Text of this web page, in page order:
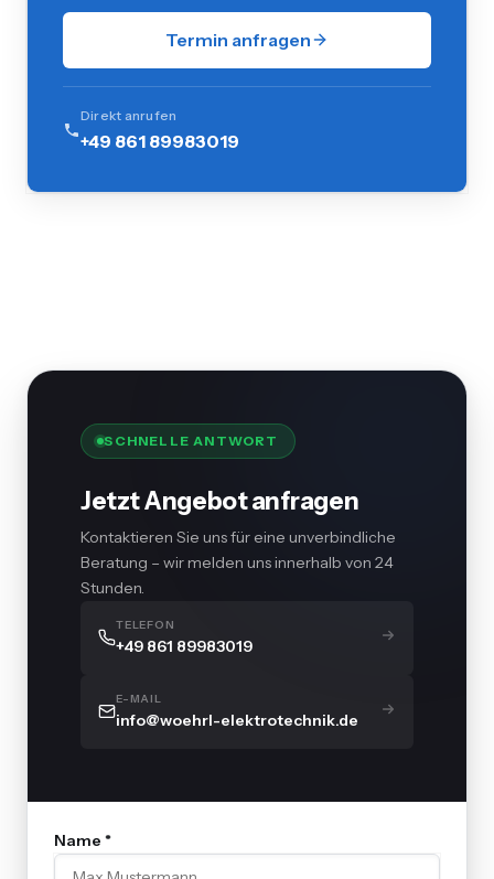
Termin anfragen
Direkt anrufen
+49 861 89983019
SCHNELLE ANTWORT
Jetzt Angebot anfragen
Kontaktieren Sie uns für eine unverbindliche
Beratung – wir melden uns innerhalb von 24
Stunden.
TELEFON
+49 861 89983019
E-MAIL
info@woehrl-elektrotechnik.de
Name *